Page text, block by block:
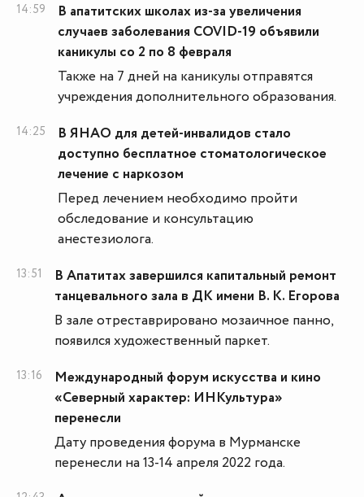
14:59
В апатитских школах из-за увеличения
случаев заболевания COVID-19 объявили
каникулы со 2 по 8 февраля
Также на 7 дней на каникулы отправятся
учреждения дополнительного образования.
14:25
В ЯНАО для детей-инвалидов стало
доступно бесплатное стоматологическое
лечение с наркозом
Перед лечением необходимо пройти
обследование и консультацию
анестезиолога.
13:51
В Апатитах завершился капитальный ремонт
танцевального зала в ДК имени В. К. Егорова
В зале отреставрировано мозаичное панно,
появился художественный паркет.
13:16
Международный форум искусства и кино
«Северный характер: ИНКультура»
перенесли
Дату проведения форума в Мурманске
перенесли на 13-14 апреля 2022 года.